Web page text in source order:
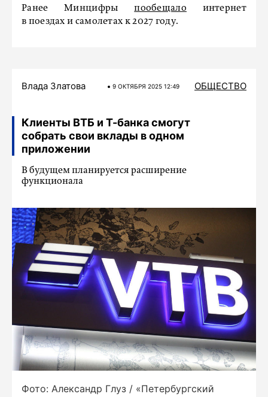
Ранее Минцифрыпообещало интернет
в поездах и самолетах к 2027 году.
Влада Златова 9 ОКТЯБРЯ 2025 12:49 ОБЩЕСТВО
Клиенты ВТБ и Т-банка смогут
собрать свои вклады в одном
приложении
В будущем планируется расширение
функционала
Фото: Александр Глуз / «Петербургский